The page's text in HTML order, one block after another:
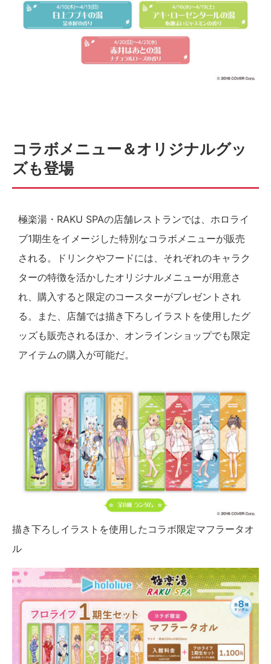
コラボメニュー＆オリジナルグッ
ズも登場
極楽湯・RAKU SPAの店舗レストランでは、ホロライ
ブ1期生をイメージした特別なコラボメニューが販売
される。ドリンクやフードには、それぞれのキャラク
ターの特徴を活かしたオリジナルメニューが用意さ
れ、購入すると限定のコースターがプレゼントされ
る。また、店舗では描き下ろしイラストを使用したグ
ッズも販売されるほか、オンラインショップでも限定
アイテムの購入が可能だ。
描き下ろしイラストを使用したコラボ限定マフラータオ
ル